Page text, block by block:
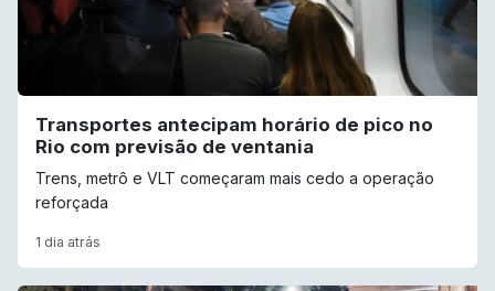
Transportes antecipam horário de pico no
Rio com previsão de ventania
Trens, metrô e VLT começaram mais cedo a operação
reforçada
1 dia atrás